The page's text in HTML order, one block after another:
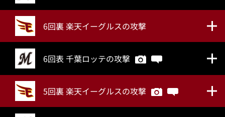
6回裏 楽天イーグルスの攻撃
6回表 千葉ロッテの攻撃
5回裏 楽天イーグルスの攻撃